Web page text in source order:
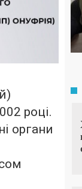
році.
органи